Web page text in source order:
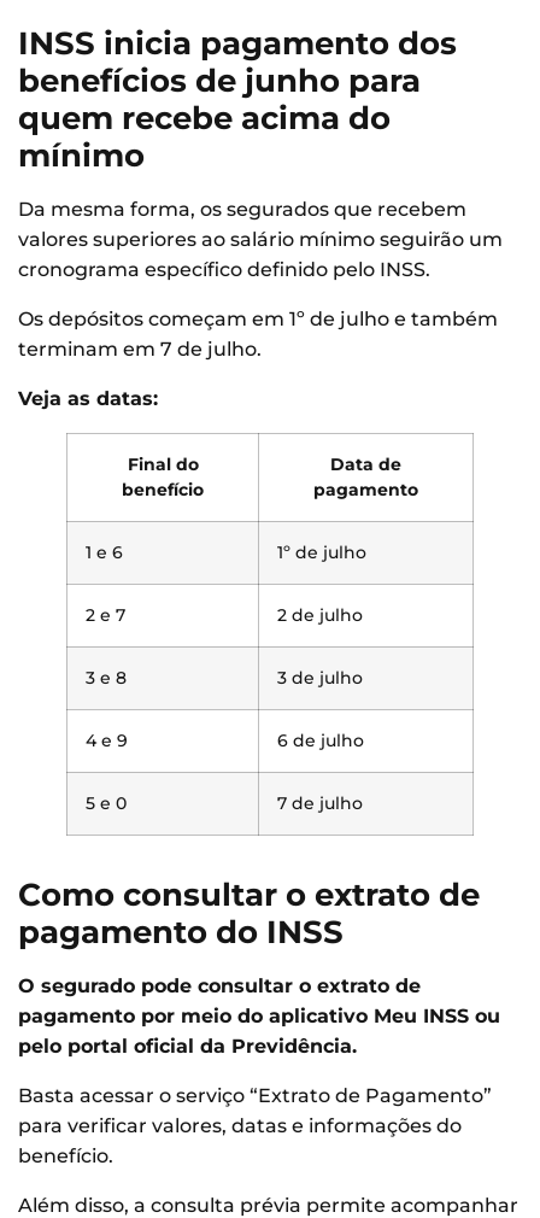
INSS inicia pagamento dos
benefícios de junho para
quem recebe acima do
mínimo
Da mesma forma, os segurados que recebem
valores superiores ao salário mínimo seguirão um
cronograma específico definido pelo INSS.
Os depósitos começam em 1º de julho e também
terminam em 7 de julho.
Veja as datas:
Final do
benefício
Data de
pagamento
1 e 6 1º de julho
2 e 7 2 de julho
3 e 8 3 de julho
4 e 9 6 de julho
5 e 0 7 de julho
Como consultar o extrato de
pagamento do INSS
O segurado pode consultar o extrato de
pagamento por meio do aplicativo Meu INSS ou
pelo portal oficial da Previdência.
Basta acessar o serviço “Extrato de Pagamento”
para verificar valores, datas e informações do
benefício.
Além disso, a consulta prévia permite acompanhar